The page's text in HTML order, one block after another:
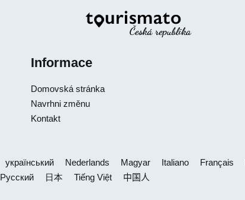
Informace
Domovská stránka
Navrhni změnu
Kontakt
український Nederlands Magyar Italiano Français
Русский 日本 Tiếng Việt 中国人